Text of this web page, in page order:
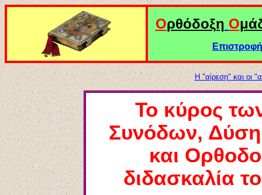
Ορθόδοξη Ο
Η "αίρεση" και οι
Το κύρος
Συνόδων, Δύση
και
διδασκαλία